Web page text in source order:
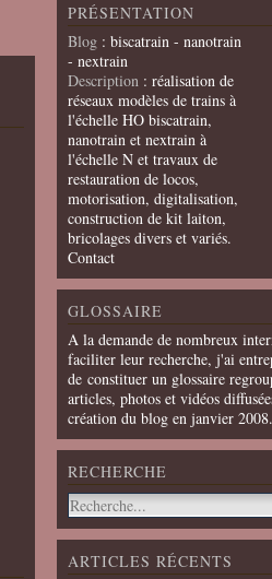
PRÉSENTATION
Blog : biscatrain - nanotrain
- nextrain
Description : réalisation de
réseaux modèles de trains à
l'échelle HO biscatrain,
nanotrain et nextrain à
l'échelle N et travaux de
restauration de locos,
motorisation, digitalisation,
construction de kit laiton,
bricolages divers et variés.
Contact
GLOSSAIRE
A la demande de nombreux
faciliter leur recherche, j'ai
de constituer un glossaire
articles, photos et vidéos
création du blog en janvier 2008.
RECHERCHE
ARTICLES RÉCENTS